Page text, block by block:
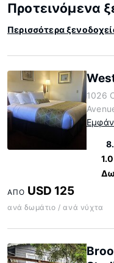
Προτεινόμενα
Περισσότερα
1026
ΑΠΌ USD 125
ανά δωμάτιο / ανά νύχτα